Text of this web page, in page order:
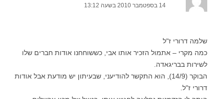
14 בספטמבר 2010 בשעה 13:12
שלמה דרורי ז"ל
כמה מקרי – אתמול הזכיר אותו אבי, כששוחחנו אודות חברים שלו
לשירות בבריגאדה.
הבוקר (14/9), הוא התקשר להודיעני, שבעיתון יש מודעת אבל אודות
דרורי ז"ל.